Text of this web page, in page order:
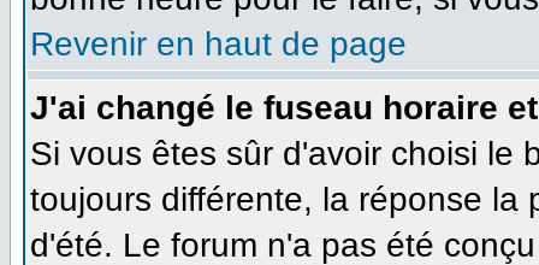
Revenir en haut de page
J'ai changé le fuseau horaire
Si vous êtes sûr d'avoir choisi le
toujours différente, la réponse la
d'été. Le forum n'a pas été